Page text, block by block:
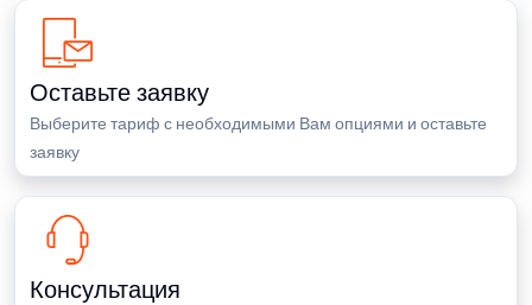
Оставьте заявку
Выберите тариф с необходимыми Вам опциями и оставьте
заявку
Консультация